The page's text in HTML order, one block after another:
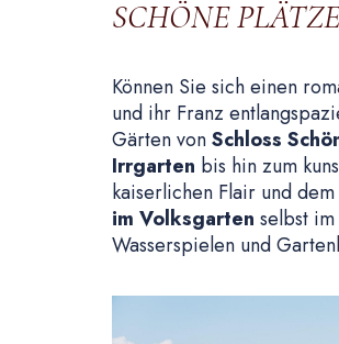
SCHÖNE
Können Sie sich einen
und ihr Franz
Gärten vonSchloss
Irrgarten bis hin zum
kaiserlichen Flair und
im Volksgarten selbst
Wasserspielen und